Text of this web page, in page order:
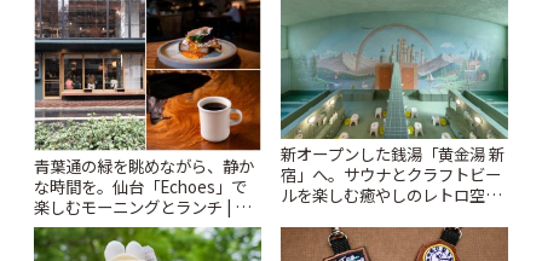
青葉通の緑を眺めながら、静か
な時間を。仙台「Echoes」で
楽しむモーニングとランチ | こ
とりっぷ
新オープンした銭湯「黄金湯 新
宿」へ。サウナとクラフトビー
ルを楽しむ癒やしのレトロ空間